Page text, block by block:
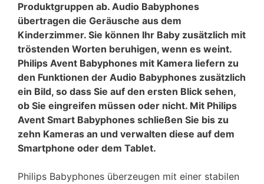
Produktgruppen ab. Audio Babyphones
übertragen die Geräusche aus dem
Kinderzimmer. Sie können Ihr Baby zusätzlich mit
tröstenden Worten beruhigen, wenn es weint.
Philips Avent Babyphones mit Kamera liefern zu
den Funktionen der Audio Babyphones zusätzlich
ein Bild, so dass Sie auf den ersten Blick sehen,
ob Sie eingreifen müssen oder nicht. Mit Philips
Avent Smart Babyphones schließen Sie bis zu
zehn Kameras an und verwalten diese auf dem
Smartphone oder dem Tablet.
Philips Babyphones überzeugen mit einer stabilen